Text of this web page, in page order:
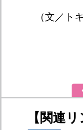
（文／ト
【関連リ